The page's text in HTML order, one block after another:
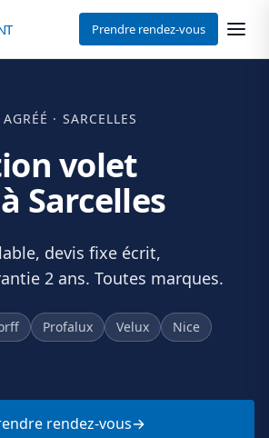
Prendre rendez-vous
· SARCELLES
volet
Sarcelles
devis fixe écrit,
2 ans. Toutes marques.
Profalux Velux
Nice
rendez-vous